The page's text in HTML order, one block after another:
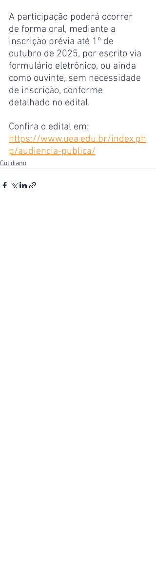
A participação poderá ocorrer
de forma oral, mediante a
inscrição prévia até 1º de
outubro de 2025, por escrito via
formulário eletrônico, ou ainda
como ouvinte, sem necessidade
de inscrição, conforme
detalhado no edital.
Confira o edital em:
https://www.uea.edu.br/index.ph
p/audiencia-publica/
Cotidiano